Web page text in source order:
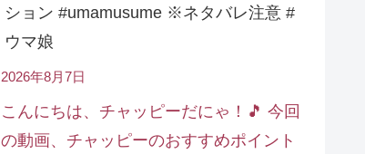
ション #umamusume ※ネタバレ注意 #
ウマ娘
2026年8月7日
こんにちは、チャッピーだにゃ！🎵 今回
の動画、チャッピーのおすすめポイント